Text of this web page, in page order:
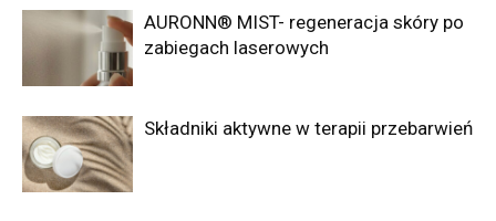
AURONN® MIST- regeneracja skóry po
zabiegach laserowych
Składniki aktywne w terapii przebarwień